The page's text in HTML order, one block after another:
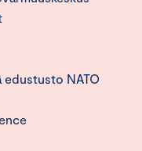
NATO